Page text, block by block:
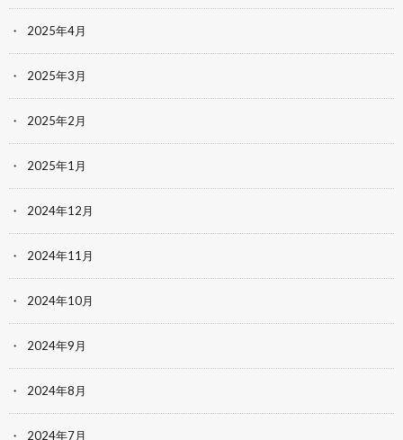
2025年4月
2025年3月
2025年2月
2025年1月
2024年12月
2024年11月
2024年10月
2024年9月
2024年8月
2024年7月